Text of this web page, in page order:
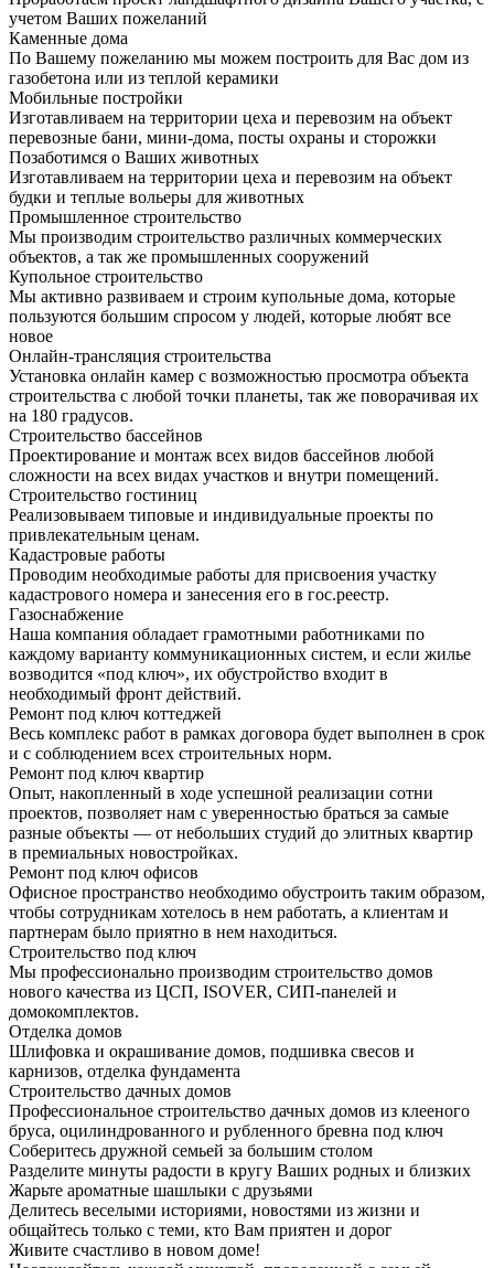
учетом Ваших пожеланий
Каменные дома
По Вашему пожеланию мы можем построить для Вас дом из
газобетона или из теплой керамики
Мобильные постройки
Изготавливаем на территории цеха и перевозим на объект
перевозные бани, мини-дома, посты охраны и сторожки
Позаботимся о Ваших животных
Изготавливаем на территории цеха и перевозим на объект
будки и теплые вольеры для животных
Промышленное строительство
Мы производим строительство различных коммерческих
объектов, а так же промышленных сооружений
Купольное строительство
Мы активно развиваем и строим купольные дома, которые
пользуются большим спросом у людей, которые любят все
новое
Онлайн-трансляция строительства
Установка онлайн камер с возможностью просмотра объекта
строительства с любой точки планеты, так же поворачивая их
на 180 градусов.
Строительство бассейнов
Проектирование и монтаж всех видов бассейнов любой
сложности на всех видах участков и внутри помещений.
Строительство гостиниц
Реализовываем типовые и индивидуальные проекты по
привлекательным ценам.
Кадастровые работы
Проводим необходимые работы для присвоения участку
кадастрового номера и занесения его в гос.реестр.
Газоснабжение
Наша компания обладает грамотными работниками по
каждому варианту коммуникационных систем, и если жилье
возводится «под ключ», их обустройство входит в
необходимый фронт действий.
Ремонт под ключ коттеджей
Весь комплекс работ в рамках договора будет выполнен в срок
и с соблюдением всех строительных норм.
Ремонт под ключ квартир
Опыт, накопленный в ходе успешной реализации сотни
проектов, позволяет нам с уверенностью браться за самые
разные объекты — от небольших студий до элитных квартир
в премиальных новостройках.
Ремонт под ключ офисов
Офисное пространство необходимо обустроить таким образом,
чтобы сотрудникам хотелось в нем работать, а клиентам и
партнерам было приятно в нем находиться.
Строительство под ключ
Мы профессионально производим строительство домов
нового качества из ЦСП, ISOVER, СИП-панелей и
домокомплектов.
Отделка домов
Шлифовка и окрашивание домов, подшивка свесов и
карнизов, отделка фундамента
Строительство дачных домов
Профессиональное строительство дачных домов из клееного
бруса, оцилиндрованного и рубленного бревна под ключ
Соберитесь дружной семьей за большим столом
Разделите минуты радости в кругу Ваших родных и близких
Жарьте ароматные шашлыки с друзьями
Делитесь веселыми историями, новостями из жизни и
общайтесь только с теми, кто Вам приятен и дорог
Живите счастливо в новом доме!